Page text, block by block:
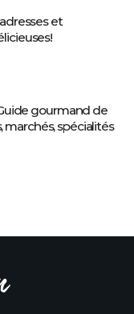
et
gourmand de
spécialités